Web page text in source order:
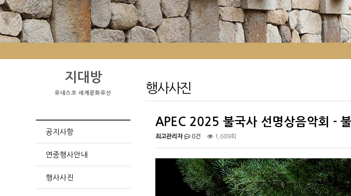
지대방
유네스코 세계문화유산
공지사항
연중행사안내
행사사진
행사사진
APEC 2025 불국사 선명상음악회 -
최고관리자 0건 1,689회